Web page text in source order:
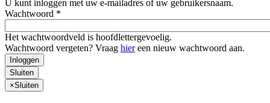
U kunt inloggen met uw e-mailadres of uw gebruikersnaam.
Wachtwoord *
Het wachtwoordveld is hoofdlettergevoelig.
Wachtwoord vergeten? Vraag hiereen nieuw wachtwoord aan.
Inloggen
Sluiten
×Sluiten